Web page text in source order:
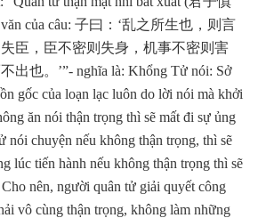
của câu: 子曰：‘乱之所生也，则言
臣，臣不密则失身，机事不密则害
出也。’”- nghĩa là: Khổng Tử nói: Sở
gốc của loạn lạc luôn do lời nói mà khởi
ăn nói thận trọng thì sẽ mất đi sự ủng
nói chuyện nếu không thận trọng, thì sẽ
lúc tiến hành nếu không thận trọng thì sẽ
nên, người quân tử giải quyết công
vô cùng thận trọng, không làm những